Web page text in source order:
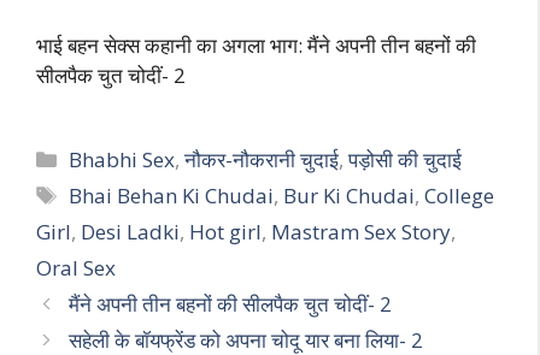
भाई बहन सेक्स कहानी का अगला भाग: मैंने अपनी तीन बहनों की
सीलपैक चुत चोदीं- 2
Categories
Bhabhi Sex,नौकर-नौकरानी चुदाई,पड़ोसी की चुदाई
Tags
Bhai Behan Ki Chudai, Bur Ki Chudai,College
Girl, Desi Ladki, Hot girl, Mastram Sex Story,
Oral Sex
मैंने अपनी तीन बहनों की सीलपैक चुत चोदीं- 2
सहेली के बॉयफ्रेंड को अपना चोदू यार बना लिया- 2